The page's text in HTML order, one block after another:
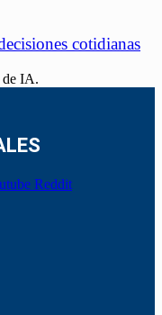
cotidianas
de IA.
Reddit